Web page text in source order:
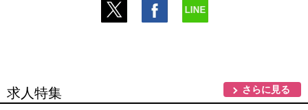
求人特集 さらに見る